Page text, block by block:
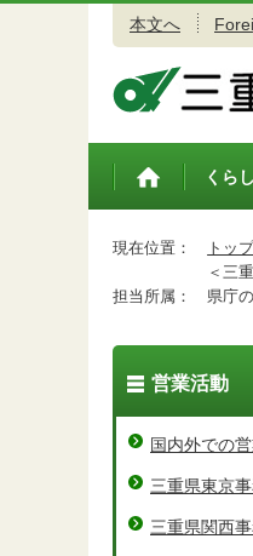
本文へ
トップペ
くら
現在位置： トッ
＜三重
担当所属：
県庁
営業活動
国内外での
三重県東京
三重県関西